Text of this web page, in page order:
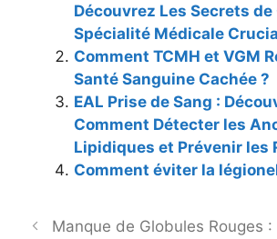
Découvrez Les Secrets
Spécialité Médicale
Comment TCMH et VGM
Santé Sanguine Cachée ?
EAL Prise de Sang :
Comment Détecter les
Lipidiques et Prévenir les
Comment éviter la
Manque de Globules Rouges